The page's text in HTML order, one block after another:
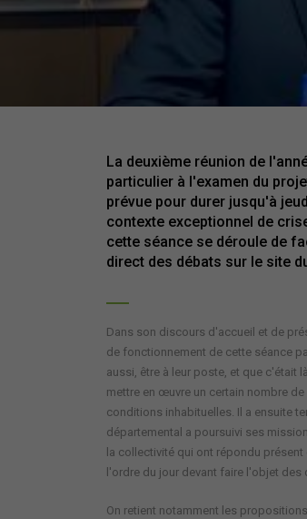
La deuxième réunion de
particulier à l'examen du
prévue pour durer jusqu'à
contexte exceptionnel de
cette séance se déroule de
direct des débats sur le site
Dans son discours d'accueil et de
de fonctionnement de cette séance
aussi, être à leur poste, et que c'était
mettre en œuvre un certain nombre
conditions inhabituelles. Il a ensuite
départemental a poursuivi ses
la collectivité qui ont répondu
l'ordre du jour devant faire l'objet
On retient notamment les